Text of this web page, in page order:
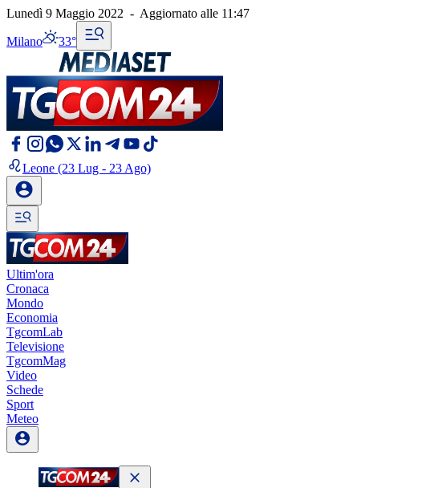
Lunedì 9 Maggio 2022 - Aggiornato alle 11:47
Milano 33°
Leone (23 Lug - 23 Ago)
Ultim'ora
Cronaca
Mondo
Economia
TgcomLab
Televisione
TgcomMag
Video
Schede
Sport
Meteo